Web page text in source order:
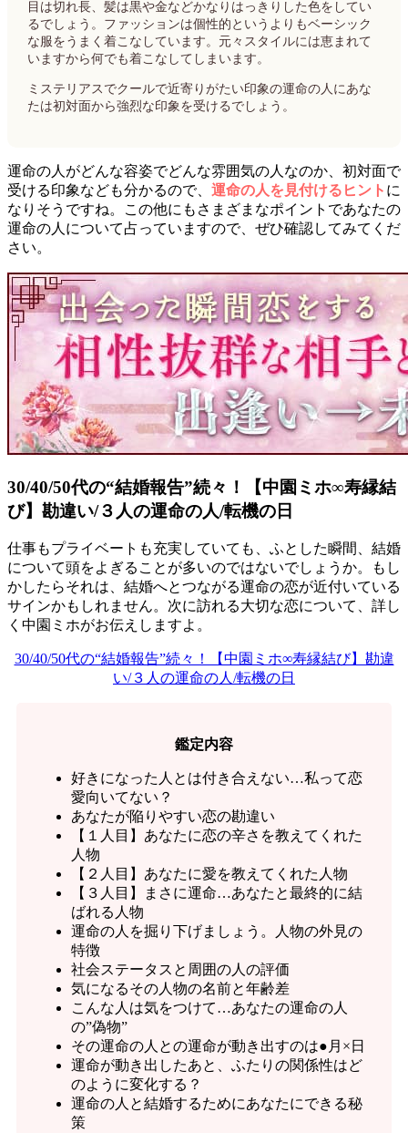
目は切れ長、髪は黒や金などかなりはっきりした色をしてい
るでしょう。ファッションは個性的というよりもベーシック
な服をうまく着こなしています。元々スタイルには恵まれて
いますから何でも着こなしてしまいます。
ミステリアスでクールで近寄りがたい印象の運命の人にあな
たは初対面から強烈な印象を受けるでしょう。
運命の人がどんな容姿でどんな雰囲気の人なのか、初対面で
受ける印象なども分かるので、 運命の人を見付けるヒント に
なりそうですね。この他にもさまざまなポイントであなたの
運命の人について占っていますので、ぜひ確認してみてくだ
さい。
30/40/50代の“結婚報告”続々！【中園ミホ∞寿縁結
び】勘違い/３人の運命の人/転機の日
仕事もプライベートも充実していても、ふとした瞬間、結婚
について頭をよぎることが多いのではないでしょうか。もし
かしたらそれは、結婚へとつながる運命の恋が近付いている
サインかもしれません。次に訪れる大切な恋について、詳し
く中園ミホがお伝えしますよ。
30/40/50代の“結婚報告”続々！【中園ミホ∞寿縁結び】勘違
い/３人の運命の人/転機の日
鑑定内容
好きになった人とは付き合えない…私って恋
愛向いてない？
あなたが陥りやすい恋の勘違い
【１人目】あなたに恋の辛さを教えてくれた
人物
【２人目】あなたに愛を教えてくれた人物
【３人目】まさに運命…あなたと最終的に結
ばれる人物
運命の人を掘り下げましょう。人物の外見の
特徴
社会ステータスと周囲の人の評価
気になるその人物の名前と年齢差
こんな人は気をつけて…あなたの運命の人
の”偽物”
その運命の人との運命が動き出すのは●月×日
運命が動き出したあと、ふたりの関係性はど
のように変化する？
運命の人と結婚するためにあなたにできる秘
策